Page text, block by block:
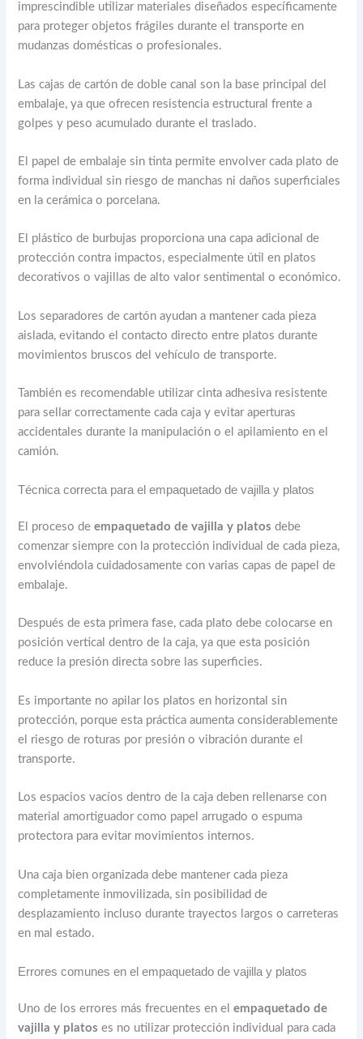
imprescindible utilizar materiales diseñados específicamente
para proteger objetos frágiles durante el transporte en
mudanzas domésticas o profesionales.
Las cajas de cartón de doble canal son la base principal del
embalaje, ya que ofrecen resistencia estructural frente a
golpes y peso acumulado durante el traslado.
El papel de embalaje sin tinta permite envolver cada plato de
forma individual sin riesgo de manchas ni daños superficiales
en la cerámica o porcelana.
El plástico de burbujas proporciona una capa adicional de
protección contra impactos, especialmente útil en platos
decorativos o vajillas de alto valor sentimental o económico.
Los separadores de cartón ayudan a mantener cada pieza
aislada, evitando el contacto directo entre platos durante
movimientos bruscos del vehículo de transporte.
También es recomendable utilizar cinta adhesiva resistente
para sellar correctamente cada caja y evitar aperturas
accidentales durante la manipulación o el apilamiento en el
camión.
Técnica correcta para el empaquetado de vajilla y platos
El proceso deempaquetado de vajilla y platos debe
comenzar siempre con la protección individual de cada pieza,
envolviéndola cuidadosamente con varias capas de papel de
embalaje.
Después de esta primera fase, cada plato debe colocarse en
posición vertical dentro de la caja, ya que esta posición
reduce la presión directa sobre las superficies.
Es importante no apilar los platos en horizontal sin
protección, porque esta práctica aumenta considerablemente
el riesgo de roturas por presión o vibración durante el
transporte.
Los espacios vacíos dentro de la caja deben rellenarse con
material amortiguador como papel arrugado o espuma
protectora para evitar movimientos internos.
Una caja bien organizada debe mantener cada pieza
completamente inmovilizada, sin posibilidad de
desplazamiento incluso durante trayectos largos o carreteras
en mal estado.
Errores comunes en el empaquetado de vajilla y platos
Uno de los errores más frecuentes en elempaquetado de
vajilla y platos es no utilizar protección individual para cada